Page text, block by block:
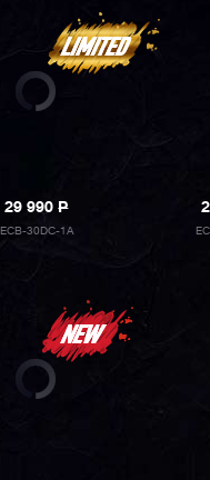
29 990P
ECB-30DC-1A